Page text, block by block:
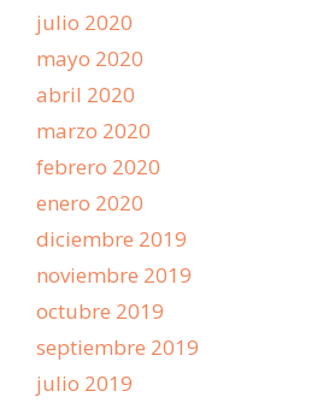
julio 2020
mayo 2020
abril 2020
marzo 2020
febrero 2020
enero 2020
diciembre 2019
noviembre 2019
octubre 2019
septiembre 2019
julio 2019